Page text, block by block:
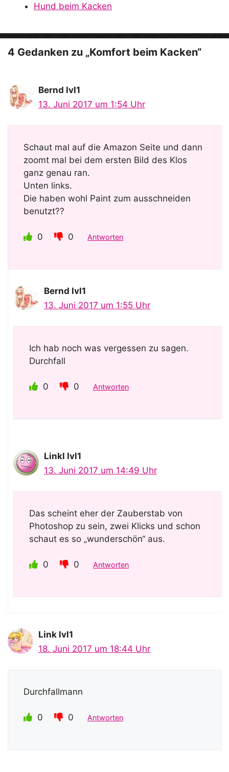
Hund beim Kacken
4 Gedanken zu „Komfort beim Kacken“
Bernd lvl1
13. Juni 2017 um 1:54 Uhr
Schaut mal auf die Amazon Seite und dann
zoomt mal bei dem ersten Bild des Klos
ganz genau ran.
Unten links.
Die haben wohl Paint zum ausschneiden
benutzt??
0 0 Antworten
Bernd lvl1
13. Juni 2017 um 1:55 Uhr
Ich hab noch was vergessen zu sagen.
Durchfall
0 0 Antworten
Linkl lvl1
13. Juni 2017 um 14:49 Uhr
Das scheint eher der Zauberstab von
Photoshop zu sein, zwei Klicks und schon
schaut es so „wunderschön“ aus.
0 0 Antworten
Link lvl1
18. Juni 2017 um 18:44 Uhr
Durchfallmann
0 0 Antworten